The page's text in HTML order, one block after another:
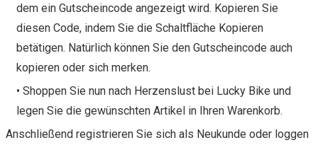
dem ein Gutscheincode angezeigt wird. Kopieren Sie
diesen Code, indem Sie die Schaltfläche Kopieren
betätigen. Natürlich können Sie den Gutscheincode auch
kopieren oder sich merken.
• Shoppen Sie nun nach Herzenslust bei Lucky Bike und
legen Sie die gewünschten Artikel in Ihren Warenkorb.
Anschließend registrieren Sie sich als Neukunde oder loggen